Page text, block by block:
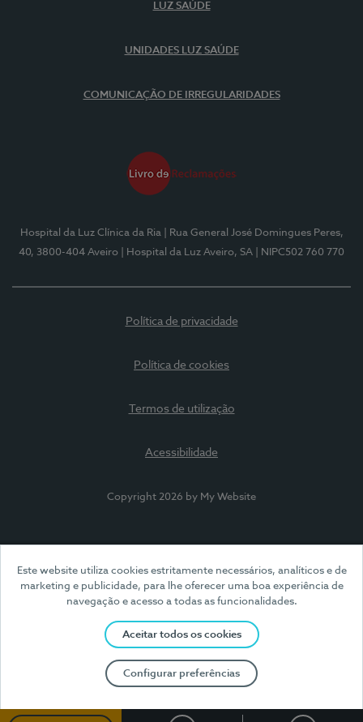
Este website utiliza cookies estritamente necessários, analíticos e de
marketing e publicidade, para lhe oferecer uma boa experiência de
navegação e acesso a todas as funcionalidades.
Aceitar todos os cookies
Configurar preferências
LUZ SAÚDE
UNIDADES LUZ SAÚDE
COMUNICAÇÃO DE IRREGULARIDADES
Hospital da Luz Clínica da Ria
| Rua General José Domingues Peres,
40, 3800-404 Aveiro
| Hospital da Luz Aveiro, SA | NIPC502 760 770
Política de privacidade
Política de cookies
Termos de utilização
Acessibilidade
Copyright 2026 by My Website